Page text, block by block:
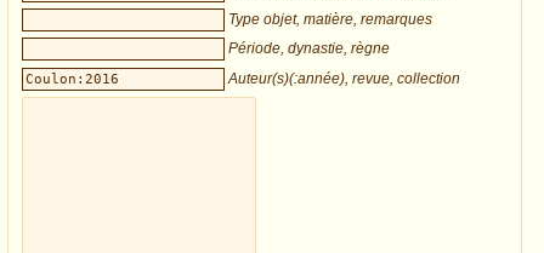
Type objet, matière, remarques
Période, dynastie, règne
Auteur(s)(:année), revue, collection